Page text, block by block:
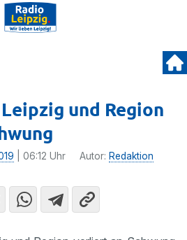
und Region
| 06:12 Uhr Autor: Redaktion